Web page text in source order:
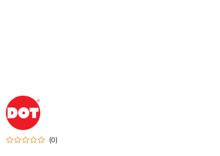
NAZWA
PRODUCENTA:
DOT
(0)